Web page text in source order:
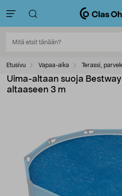
Etusivu Vapaa-aika Terassi,
Uima-altaan suoja
altaaseen 3 m